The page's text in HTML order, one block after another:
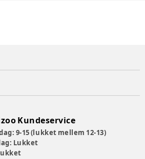
Kundeservice
9-15 (lukket mellem 12-13)
Lukket